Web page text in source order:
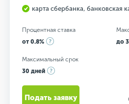
карта сбербанка, банковская
Процентная ставка
от 0.8%
до
Максимальный срок
30 дней
Подать заявку